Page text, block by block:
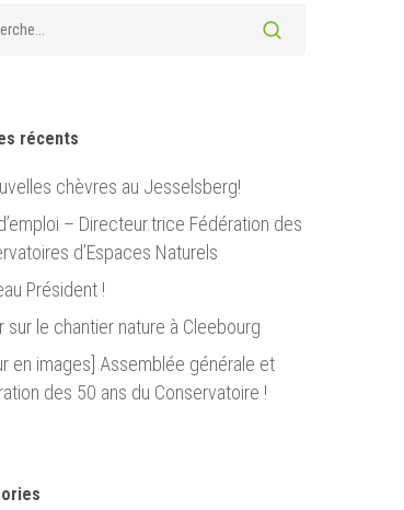
récents
chèvres au Jesselsberg!
– Directeur.trice Fédération des
d’Espaces Naturels
Président !
sur le chantier nature à Cleebourg
en images] Assemblée générale et
des 50 ans du Conservatoire !